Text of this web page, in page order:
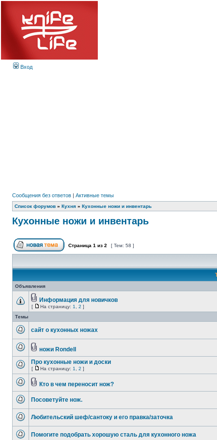
Вход
Сообщения без ответов | Активные темы
Список форумов » Кухня » Кухонные ножи и инвентарь
Кухонные ножи и инвентарь
Страница 1 из 2 [ Тем: 58 ]
Объявления
Информация для новичков
[ На страницу: 1 2 ]
Темы
сайт о кухонных ножах
ножи Rondell
Про кухонные ножи и доски
[ На страницу: 1 2 ]
Кто в чем переносит нож?
Посоветуйте нож.
Любительский шеф/сантоку и его правка/заточка
Помогите подобрать хорошую сталь для кухонного ножа